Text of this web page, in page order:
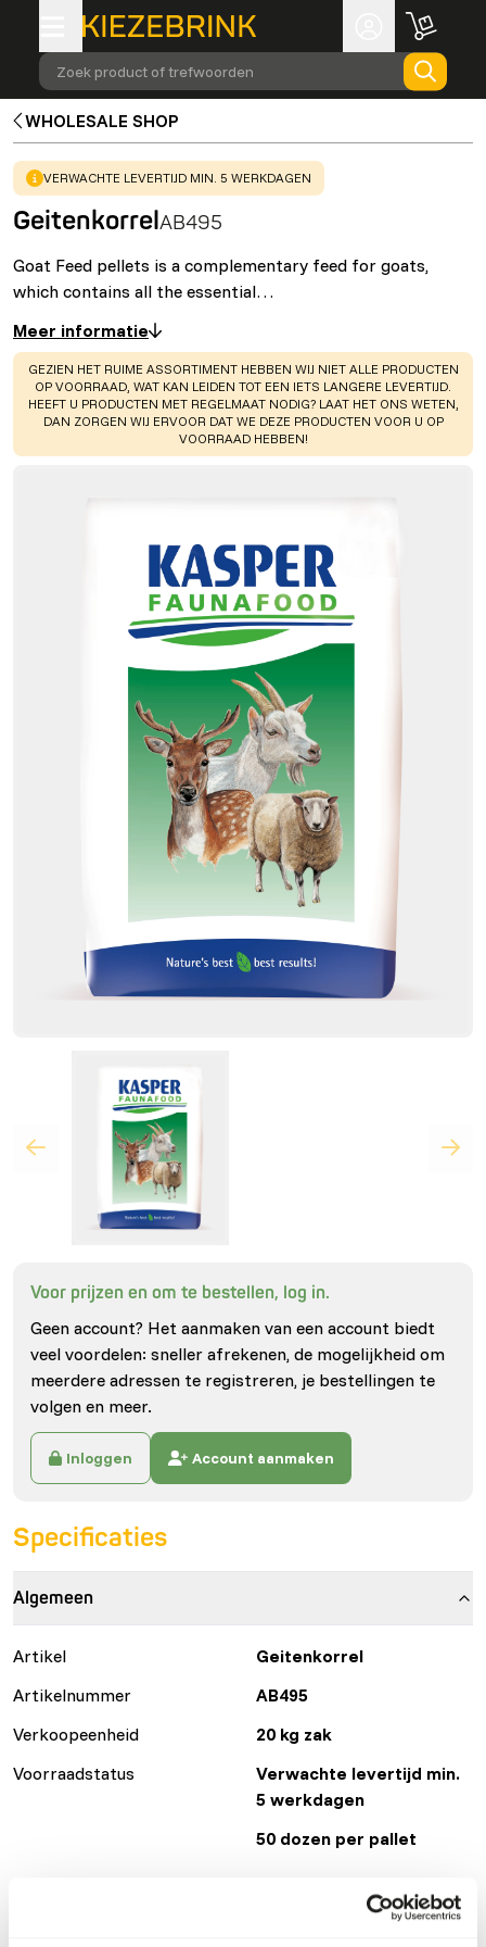
Zoek product of trefwoorden
WHOLESALE SHOP
WARNING:
VERWACHTE LEVERTIJD MIN. 5 WERKDAGEN
GeitenkorrelAB495
Goat Feed pellets is a complementary feed for goats,
which contains all the essential…
Meer informatie
WARNING:
GEZIEN HET RUIME ASSORTIMENT HEBBEN WIJ NIET ALLE PRODUCTEN
OP VOORRAAD, WAT KAN LEIDEN TOT EEN IETS LANGERE LEVERTIJD.
HEEFT U PRODUCTEN MET REGELMAAT NODIG? LAAT HET ONS WETEN,
DAN ZORGEN WIJ ERVOOR DAT WE DEZE PRODUCTEN VOOR U OP
VOORRAAD HEBBEN!
Voor prijzen en om te bestellen, log in.
Geen account? Het aanmaken van een account biedt
veel voordelen: sneller afrekenen, de mogelijkheid om
meerdere adressen te registreren, je bestellingen te
volgen en meer.
Inloggen Account aanmaken
Specificaties
Algemeen
Artikel
Geitenkorrel
Artikelnummer
AB495
Verkoopeenheid
20 kg zak
Voorraadstatus
Verwachte levertijd min.
5 werkdagen
50 dozen per pallet